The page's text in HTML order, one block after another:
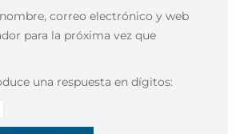
correo electrónico y web
para la próxima vez que
una respuesta en dígitos: